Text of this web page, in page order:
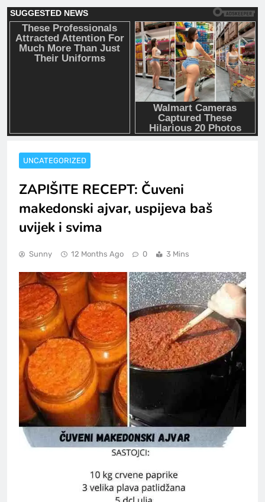
UNCATEGORIZED
ZAPIŠITE RECEPT: Čuveni
makedonski ajvar, uspijeva baš
uvijek i svima
Sunny 12 Months Ago 0 3 Mins